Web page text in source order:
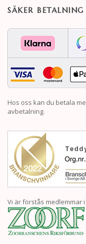
SÄKER
Hos oss kan du betala
avbetalning.
Vi är förstås medlemmar i